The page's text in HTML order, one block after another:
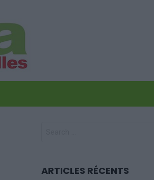
ARTICLES RÉCENTS